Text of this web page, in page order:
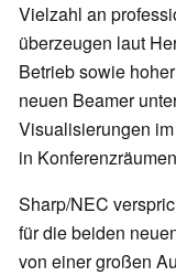
Vielzahl an
überzeugen laut
Betrieb sowie
neuen Beamer
Visualisierungen
in
Sharp/NEC
für die beiden
von einer großen